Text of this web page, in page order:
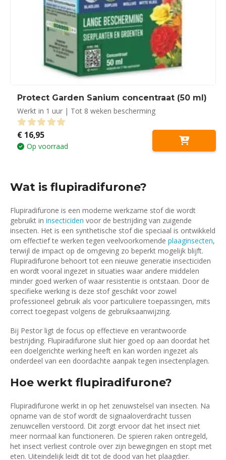
Protect Garden Sanium concentraat (50 ml)
Werkt in 1 uur | Tot 8 weken bescherming
0 out of 5
€ 16,95
Op voorraad
Wat is flupiradifurone?
Flupiradifurone is een moderne werkzame stof die wordt
gebruikt in insecticiden voor de bestrijding van zuigende
insecten. Het is een synthetische stof die speciaal is ontwikkeld
om effectief te werken tegen veelvoorkomende plaaginsecten,
terwijl de impact op de omgeving zo beperkt mogelijk blijft.
Flupiradifurone behoort tot een nieuwe generatie insecticiden
en wordt vooral ingezet in situaties waar andere middelen
minder goed werken of waar resistentie is ontstaan. Door de
specifieke werking is deze stof geschikt voor zowel
professioneel gebruik als voor particuliere toepassingen, mits
correct toegepast volgens de gebruiksaanwijzing.
Bij Pestor ligt de focus op effectieve en verantwoorde
bestrijding. Flupiradifurone sluit hier goed op aan doordat het
een doelgerichte werking heeft en kan worden ingezet als
onderdeel van een doordachte aanpak tegen insectenplagen.
Hoe werkt flupiradifurone?
Flupiradifurone werkt in op het zenuwstelsel van insecten. Na
opname van de stof wordt de signaaloverdracht tussen
zenuwcellen verstoord. Dit zorgt ervoor dat het insect niet
meer normaal kan functioneren. De spieren raken ontregeld,
het insect verliest controle over zijn bewegingen en stopt met
eten. Uiteindelijk leidt dit tot de dood van het plaagdier.